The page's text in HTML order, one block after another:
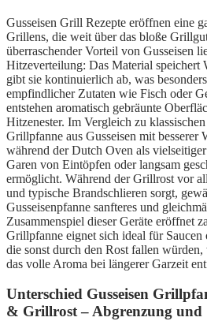
Gusseisen Grill Rezepte eröffnen eine
Grillens, die weit über das bloße
überraschender Vorteil von Gusseisen
Hitzeverteilung: Das Material speichert
gibt sie kontinuierlich ab, was
empfindlicher Zutaten wie Fisch oder
entstehen aromatisch gebräunte
Hitzenester. Im Vergleich zu
Grillpfanne aus Gusseisen mit besserer
während der Dutch Oven als
Garen von Eintöpfen oder langsam
ermöglicht. Während der Grillrost vor
und typische Brandschlieren sorgt,
Gusseisenpfanne sanfteres und
Zusammenspiel dieser Geräte eröffnet
Grillpfanne eignet sich ideal für
die sonst durch den Rost fallen
das volle Aroma bei längerer Garzeit
Unterschied Gusseisen
& Grillrost – Abgrenzung und